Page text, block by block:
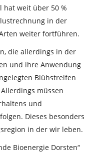
hat weit über 50 %
in der
weiter fortführen.
die allerdings in der
und ihre Anwendung
Blühstreifen
müssen
und
Dieses besonders
in der wir leben.
Bioenergie Dorsten“